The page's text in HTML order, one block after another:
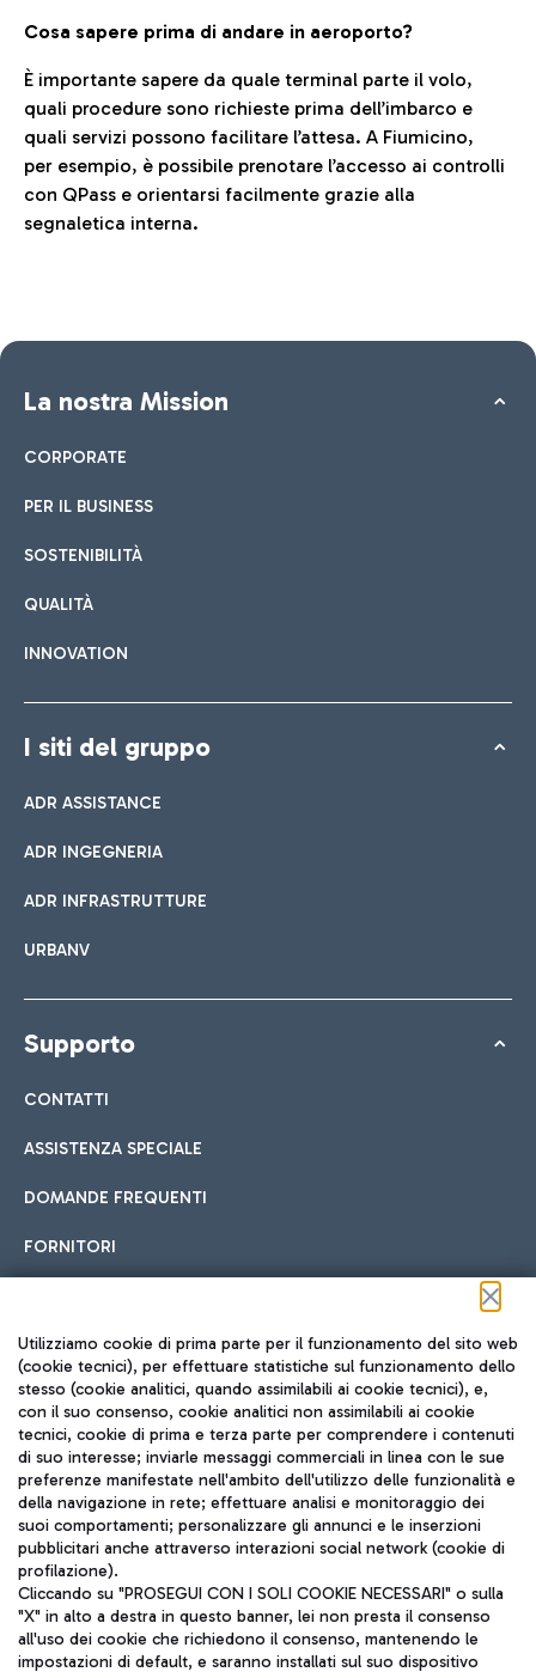
Cosa sapere prima di andare in aeroporto?
È importante sapere da quale terminal parte il volo,
quali procedure sono richieste prima dell’imbarco e
quali servizi possono facilitare l’attesa. A Fiumicino,
per esempio, è possibile prenotare l’accesso ai controlli
con QPass e orientarsi facilmente grazie alla
segnaletica interna.
La nostra Mission
CORPORATE
PER IL BUSINESS
SOSTENIBILITÀ
QUALITÀ
INNOVATION
I siti del gruppo
ADR ASSISTANCE
ADR INGEGNERIA
ADR INFRASTRUTTURE
URBANV
Supporto
CONTATTI
ASSISTENZA SPECIALE
DOMANDE FREQUENTI
FORNITORI
Seguici sui social
TRAVEL JOURNAL
ITA
Utilizziamo cookie di prima parte per il funzionamento del sito web
(cookie tecnici), per effettuare statistiche sul funzionamento dello
stesso (cookie analitici, quando assimilabili ai cookie tecnici), e,
con il suo consenso, cookie analitici non assimilabili ai cookie
tecnici, cookie di prima e terza parte per comprendere i contenuti
di suo interesse; inviarle messaggi commerciali in linea con le sue
preferenze manifestate nell'ambito dell'utilizzo delle funzionalità e
della navigazione in rete; effettuare analisi e monitoraggio dei
suoi comportamenti; personalizzare gli annunci e le inserzioni
pubblicitari anche attraverso interazioni social network (cookie di
profilazione).
Cliccando su "PROSEGUI CON I SOLI COOKIE NECESSARI" o sulla
"X" in alto a destra in questo banner, lei non presta il consenso
all'uso dei cookie che richiedono il consenso, mantenendo le
impostazioni di default, e saranno installati sul suo dispositivo